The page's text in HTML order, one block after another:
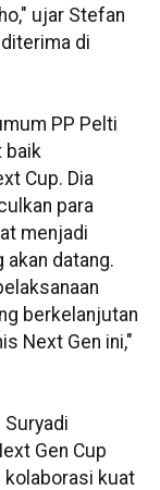
ujar Stefan
di
PP Pelti
baik
Cup. Dia
para
menjadi
akan datang.
berkelanjutan
Next Gen ini,"
Suryadi
Gen Cup
kuat